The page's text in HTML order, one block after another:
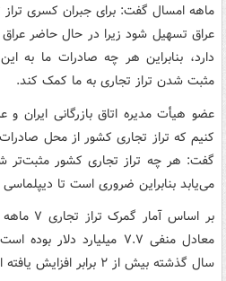
ماهه امسال گفت:‌ برای جبران کسری تراز
عراق تسهیل شود زیرا در حال حاضر
دارد، بنابراین هر چه صادرات ما به
مثبت شدن تراز تجاری به ما کمک کند.
عضو هیأت مدیره اتاق بازرگانی ایران و
کنیم که تراز تجاری کشور از محل
گفت: هر چه تراز تجاری کشور مثبت‌تر
می‌یابد بنابراین ضروری است تا
بر اساس
معادل منفی ۷.۷ میلیارد
سال گذشته بیش از ۲ برابر افزایش یافته است.